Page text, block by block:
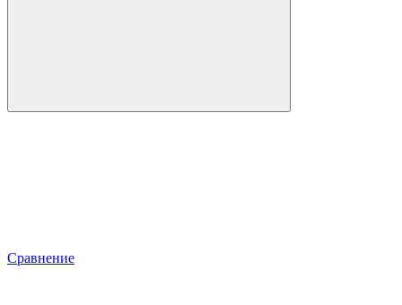
Сравнение